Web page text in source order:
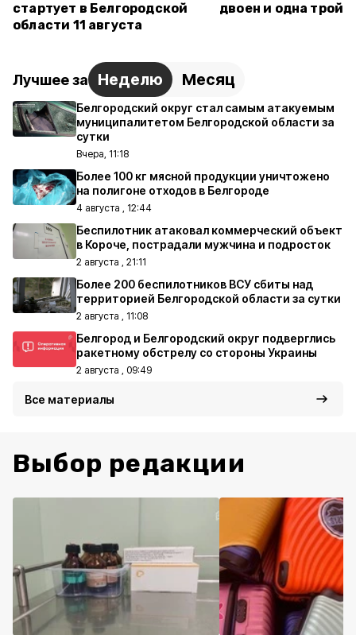
стартует в Белгородской
области 11 августа
двоен и одна
Лучшее за Неделю Месяц
Белгородский округ стал самым атакуемым
муниципалитетом Белгородской области за
сутки
Вчера, 11:18
Более 100 кг мясной продукции уничтожено
на полигоне отходов в Белгороде
4 августа , 12:44
Беспилотник атаковал коммерческий объект
в Короче, пострадали мужчина и подросток
2 августа , 21:11
Более 200 беспилотников ВСУ сбиты над
территорией Белгородской области за сутки
2 августа , 11:08
Белгород и Белгородский округ подверглись
ракетному обстрелу со стороны Украины
2 августа , 09:49
Все материалы
Выбор редакции